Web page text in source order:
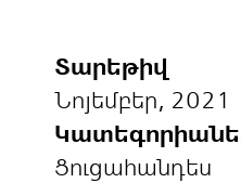
Տարեթիվ
Նոյեմբեր, 2021
Ցուցահանդես